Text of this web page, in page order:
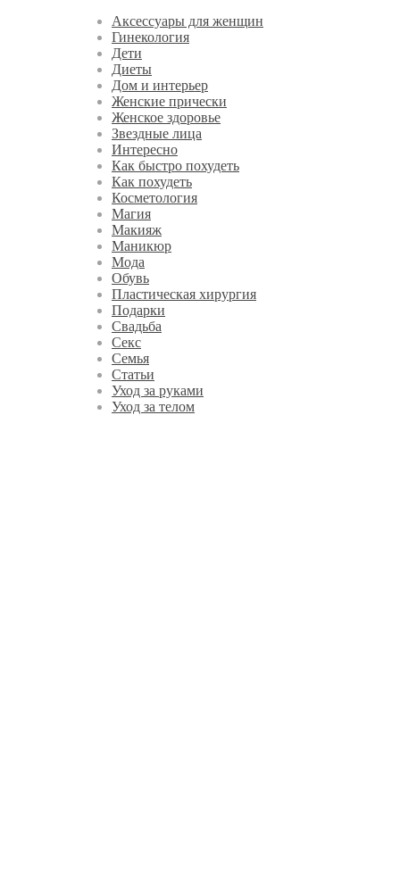
Аксессуары для женщин
Гинекология
Дети
Диеты
Дом и интерьер
Женские прически
Женское здоровье
Звездные лица
Интересно
Как быстро похудеть
Как похудеть
Косметология
Магия
Макияж
Маникюр
Мода
Обувь
Пластическая хирургия
Подарки
Свадьба
Секс
Семья
Статьи
Уход за руками
Уход за телом